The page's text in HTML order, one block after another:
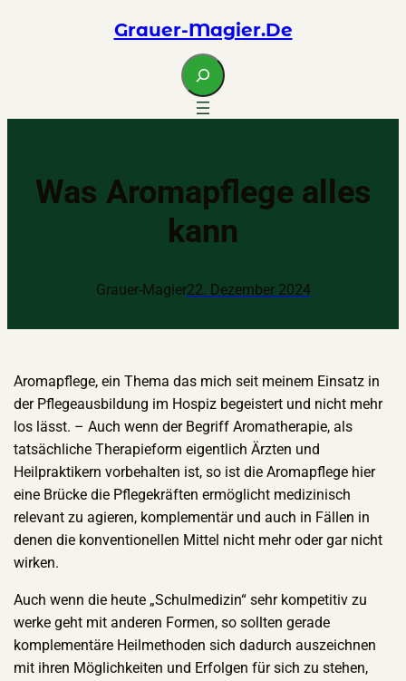
Grauer-Magier.de
S
e
Was Aromapflege alles
kann
Grauer-Magier22. Dezember 2024
Aromapflege, ein Thema das mich seit meinem Einsatz in
der Pflegeausbildung im Hospiz begeistert und nicht mehr
los lässt. – Auch wenn der Begriff Aromatherapie, als
tatsächliche Therapieform eigentlich Ärzten und
Heilpraktikern vorbehalten ist, so ist die Aromapflege hier
eine Brücke die Pflegekräften ermöglicht medizinisch
relevant zu agieren, komplementär und auch in Fällen in
denen die konventionellen Mittel nicht mehr oder gar nicht
wirken.
Auch wenn die heute „Schulmedizin“ sehr kompetitiv zu
werke geht mit anderen Formen, so sollten gerade
komplementäre Heilmethoden sich dadurch auszeichnen
mit ihren Möglichkeiten und Erfolgen für sich zu stehen,